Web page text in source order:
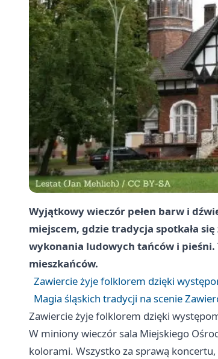
Wyjątkowy wieczór pełen barw i
miejscem, gdzie tradycja spotkała
wykonania ludowych tańców i pieśni.
mieszkańców.
Zawiercie żyje folklorem dzięki
Magia śląskich tradycji na scenie
Zawiercie żyje folklorem dzięki
W miniony wieczór sala Miejskiego
kolorami. Wszystko za sprawą koncertu,